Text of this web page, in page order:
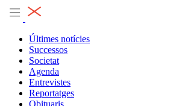
Últimes notícies
Successos
Societat
Agenda
Entrevistes
Reportatges
Obituaris